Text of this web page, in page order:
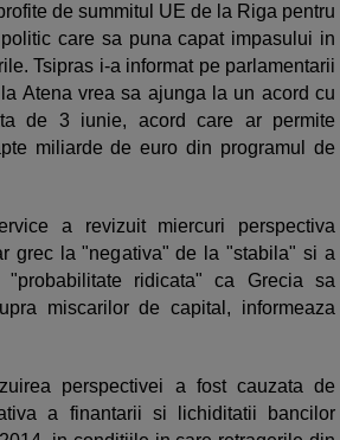
de summitul UE de la Riga pentru
care sa puna capat impasului in
Tsipras i-a informat pe parlamentarii
Atena vrea sa ajunga la un acord cu
de 3 iunie, acord care ar permite
miliarde de euro din programul de
a revizuit miercuri perspectiva
grec la "negativa" de la "stabila" si a
ridicata" ca Grecia sa
miscarilor de capital, informeaza
perspectivei a fost cauzata de
a finantarii si lichiditatii bancilor